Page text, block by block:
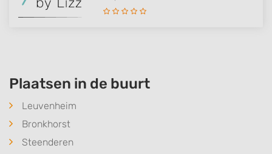
Plaatsen in de buurt
Leuvenheim
Bronkhorst
Steenderen